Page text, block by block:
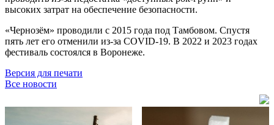
высоких затрат на обеспечение безопасности.
«Чернозём» проводили с 2015 года под Тамбовом. Спустя
пять лет его отменили из-за COVID-19. В 2022 и 2023 годах
фестиваль состоялся в Воронеже.
Версия для печати
Все новости